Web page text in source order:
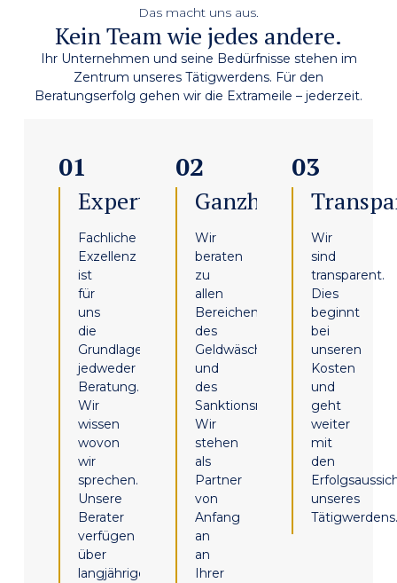
Das macht uns aus.
Kein Team wie jedes andere.
Ihr Unternehmen und seine Bedürfnisse stehen im
Zentrum unseres Tätigwerdens. Für den
Beratungserfolg gehen wir die Extrameile – jederzeit.
01
Expertise.
Fachliche
Exzellenz
ist
für
uns
die
Grundlage
jedweder
Beratung.
Wir
wissen
wovon
wir
sprechen.
Unsere
Berater
verfügen
über
langjährige
02
Ganzheitlich.
Wir
beraten
zu
allen
Bereichen
des
Geldwäscherechts
und
des
Sanktionsmanagements.
Wir
stehen
als
Partner
von
Anfang
an
an
Ihrer
03
Wir
sind
transparent.
Dies
beginnt
bei
unseren
Kosten
und
geht
weiter
mit
den
unseres